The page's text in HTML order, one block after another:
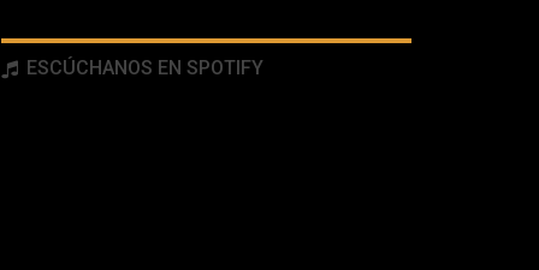
ESCÚCHANOS EN SPOTIFY